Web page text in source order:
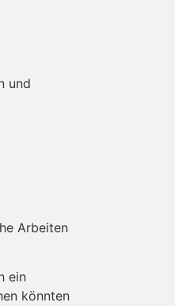
und
Arbeiten
ein
könnten